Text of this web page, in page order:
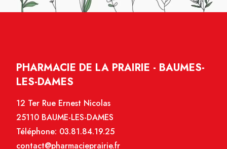
PHARMACIE DE LA PRAIRIE - BAUMES-
LES-DAMES
12 Ter Rue Ernest Nicolas
25110 BAUME-LES-DAMES
Téléphone: 03.81.84.19.25
contact@pharmacieprairie.fr